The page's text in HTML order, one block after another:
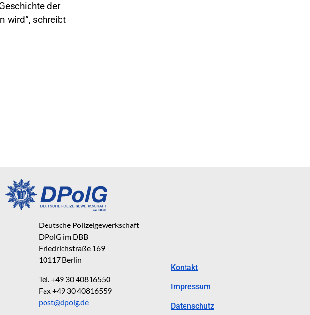
der
wird“, schreibt
Deutsche Polizeigewerkschaft
DPolG im DBB
Friedrichstraße 169
10117 Berlin
Tel. +49 30 40816550
Fax +49 30 40816559
post@dpolg.de
Kontakt
Impressum
Datenschutz